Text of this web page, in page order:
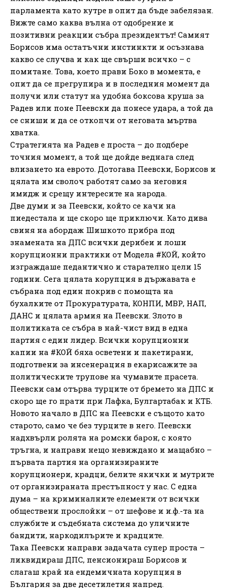
парламента като кутре в опит да бъде забелязан.
Вижте само каква вълна от одобрение и
позитивни реакции събра президентът! Самият
Борисов има остатъчни инстинкти и осъзнава
какво се случва и как ще свърши всичко – с
помитане. Това, което прави Боко в момента, е
опит да се прегрупира и в последния момент да
получи или статут на удобна боксова круша за
Радев или поне Пеевски да понесе удара, а той да
се сниши и да се откопчи от неговата мъртва
хватка.
Стратегията на Радев е проста – до подбере
точния момент, а той ще дойде веднага след
влизането на еврото. Дотогава Пеевски, Борисов и
цялата им сволоч работят само за неговия
имидж и срещу интересите на народа.
Две думи и за Пеевски, който се качи на
пиедестала и ще скоро ще приключи. Като дива
свиня на абордаж Шишкото прибра под
знамената на ДПС всички дерибеи и лоши
корупционни практики от Модела #КОЙ, който
изграждаше педантично и старателно цели 15
години. Сега цялата корупция в държавата е
събрана под един покрив с помощта на
бухалките от Прокуратурата, КОНПИ, МВР, НАП,
ДАНС и цялата армия на Пеевски. Злото в
политиката се събра в най-чист вид в една
партия с един лидер. Всички корупционни
капии на #КОЙ бяха осветени и пакетирани,
подготвени за инсенерация в екарисажите за
политическите трупове на чумавите прасета.
Пеевски сам отърва турците от бремето на ДПС и
скоро ще го прати при Лафка, Булгартабак и КТБ.
Новото начало в ДПС на Пеевски е същото като
старото, само че без турците в него. Пеевски
надхвърли ролята на ромски барон, с която
тръгна, и направи нещо невиждано и мащабно –
първата партия на организираните
корупционери, крадци, белите якички и мутрите
от организираната престъпност у нас. С една
дума – на криминалните елементи от всички
обществени прослойки – от шефове и и.ф.-та на
службите и съдебната система до уличните
бандити, наркодилърите и крадците.
Така Пеевски направи задачата супер проста –
ликвидираш ДПС, пенсионираш Борисов и
слагаш край на ендемичната корупция в
България за две десетилетия напред.